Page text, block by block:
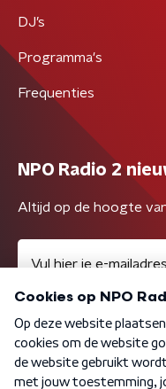
DJ’s
Programma's
Frequenties
NPO Radio 2
Altijd op de hoogte
Algemene voorwaarden